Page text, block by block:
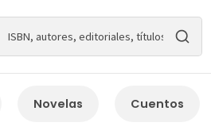
Novelas Cuentos